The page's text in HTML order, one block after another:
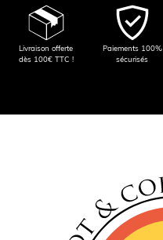
Livraison offerte
dès 100€ TTC !
Paiements 100%
sécurisés